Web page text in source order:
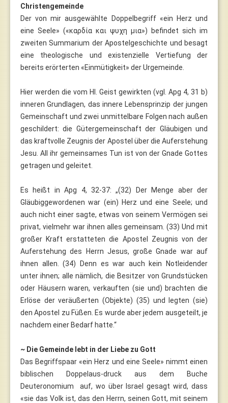
Christengemeinde
Der von mir ausgewählte Doppelbegriff «ein Herz und
eine Seele» («καρδία και ψυχη μια») befindet sich im
zweiten Summarium der Apostelgeschichte und besagt
eine theologische und existenzielle Vertiefung der
bereits erörterten «Einmütigkeit» der Urgemeinde.
Hier werden die vom Hl. Geist gewirkten (vgl. Apg 4, 31 b)
inneren Grundlagen, das innere Lebensprinzip der jungen
Gemeinschaft und zwei unmittelbare Folgen nach außen
geschildert: die Gütergemeinschaft der Gläubigen und
das kraftvolle Zeugnis der Apostel über die Auferstehung
Jesu. All ihr gemeinsames Tun ist von der Gnade Gottes
getragen und geleitet.
Es heißt in Apg 4, 32-37: „(32) Der Menge aber der
Gläubiggewordenen war (ein) Herz und eine Seele; und
auch nicht einer sagte, etwas von seinem Vermögen sei
privat, vielmehr war ihnen alles gemeinsam. (33) Und mit
großer Kraft erstatteten die Apostel Zeugnis von der
Auferstehung des Herrn Jesus, große Gnade war auf
ihnen allen. (34) Denn es war auch kein Notleidender
unter ihnen; alle nämlich, die Besitzer von Grundstücken
oder Häusern waren, verkauften (sie und) brachten die
Erlöse der veräußerten (Objekte) (35) und legten (sie)
den Apostel zu Füßen. Es wurde aber jedem ausgeteilt, je
nachdem einer Bedarf hatte.“
~ Die Gemeinde lebt in der Liebe zu Gott
Das Begriffspaar «ein Herz und eine Seele» nimmt einen
biblischen Doppelaus-druck aus dem Buche
Deuteronomium auf, wo über Israel gesagt wird, dass
«sie das Volk ist, das den Herrn, seinen Gott, mit seinem